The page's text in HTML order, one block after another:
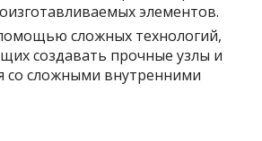
элементов.
сложных технологий,
создавать прочные узлы и
со сложными внутренними